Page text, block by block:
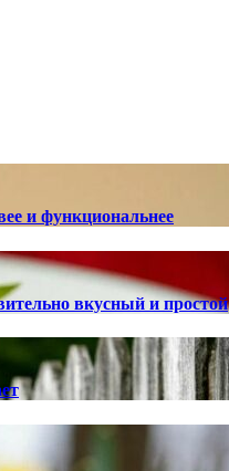
и функциональнее
вкусный и простой